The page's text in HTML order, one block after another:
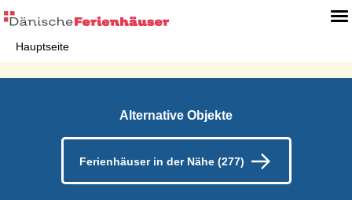
Hauptseite
Alternative Objekte
Ferienhäuser in der Nähe (277)